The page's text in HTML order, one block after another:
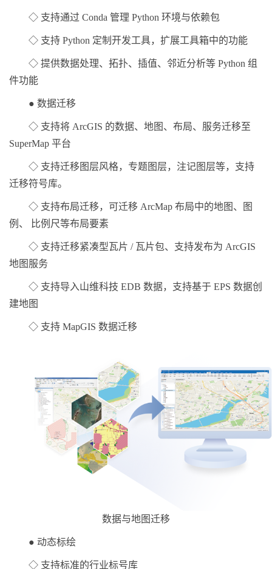
◇ 支持通过 Conda 管理 Python 环境与依赖包
◇ 支持 Python 定制开发工具，扩展工具箱中的功能
◇ 提供数据处理、拓扑、插值、邻近分析等 Python 组
件功能
● 数据迁移
◇ 支持将 ArcGIS 的数据、地图、布局、服务迁移至
SuperMap 平台
◇ 支持迁移图层风格，专题图层，注记图层等，支持
迁移符号库。
◇ 支持布局迁移，可迁移 ArcMap 布局中的地图、图
例、 比例尺等布局要素
◇ 支持迁移紧凑型瓦片 / 瓦片包、支持发布为 ArcGIS
地图服务
◇ 支持导入山维科技 EDB 数据，支持基于 EPS 数据创
建地图
◇ 支持 MapGIS 数据迁移
数据与地图迁移
● 动态标绘
◇ 支持标准的行业标号库